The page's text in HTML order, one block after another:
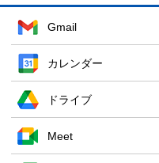
Gmail
カレンダー
ドライブ
Meet